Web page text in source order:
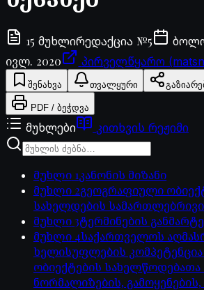
15 მუხლირედაქცია №5
ივლ. 2020
პირველწყარო
შენახვა თვალყური
PDF / ბეჭდვა
მუხლები კითხვის რეჟიმი
მუხლი 1კანონის მიზანი
მუხლი 2გეოგრაფიული
სახელდების
მუხლი3ტერმინების
მუხლი 4საქართველოს
ხელისუფლების
ობიექტების სახელწოდებათა
ნორმალიზების,